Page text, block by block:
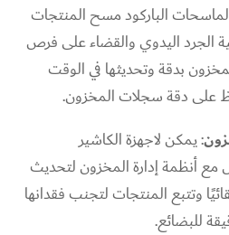
الباركود مسح المنتجات
الجرد اليدوي والقضاء على فرص
بدقة وتحديثها في الوقت
على دقة سجلات المخزون.
: يمكن لاجهزة الكاشير
مع أنظمة إدارة المخزون لتحديث
وتتبع المنتجات لتجنب فقدانها
للبضائع.